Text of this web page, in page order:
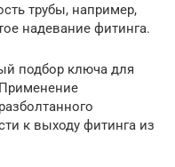
трубы, например,
надевание фитинга.
подбор ключа для
к выходу фитинга из